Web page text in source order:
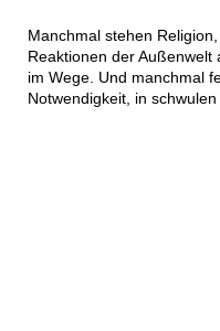
Manchmal stehen
Reaktionen der
im Wege. Und manchmal
Notwendigkeit, in